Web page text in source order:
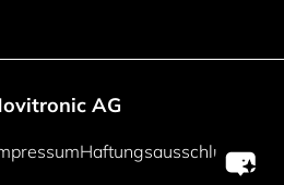
AG
Haftungsausschluss